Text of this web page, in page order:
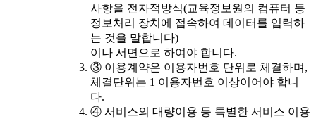
사항을 전자적방식(교육정보원의 컴퓨터 등
정보처리 장치에 접속하여 데이터를 입력하
는 것을 말합니다)
이나 서면으로 하여야 합니다.
③ 이용계약은 이용자번호 단위로 체결하며,
체결단위는 1 이용자번호 이상이어야 합니
다.
④ 서비스의 대량이용 등 특별한 서비스 이용